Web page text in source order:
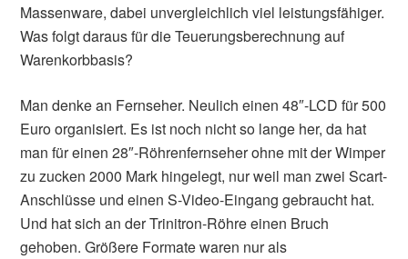
Massenware, dabei unvergleichlich viel leistungsfähiger.
Was folgt daraus für die Teuerungsberechnung auf
Warenkorbbasis?
Man denke an Fernseher. Neulich einen 48″-LCD für 500
Euro organisiert. Es ist noch nicht so lange her, da hat
man für einen 28″-Röhrenfernseher ohne mit der Wimper
zu zucken 2000 Mark hingelegt, nur weil man zwei Scart-
Anschlüsse und einen S-Video-Eingang gebraucht hat.
Und hat sich an der Trinitron-Röhre einen Bruch
gehoben. Größere Formate waren nur als